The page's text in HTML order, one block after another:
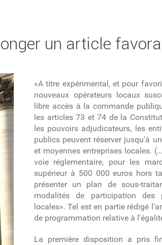
un article
«A titre expérimental, et pour
nouveaux opérateurs locaux
libre accès à la commande
les articles 73 et 74 de la
les pouvoirs adjudicateurs, les
publics peuvent réserver jusqu'à
et moyennes entreprises locales.
voie réglementaire, pour les
supérieur à 500 000 euros hors
présenter un plan de sous-
modalités de participation des
locales». Tel est en partie rédigé
de programmation relative à
La première disposition a pris